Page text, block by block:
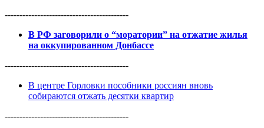
------------------------------------------
В РФ заговорили о “моратории” на отжатие жилья
на оккупированном Донбассе
------------------------------------------
В центре Горловки пособники россиян вновь
собираются отжать десятки квартир
------------------------------------------